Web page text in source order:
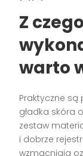
Z
warto
Praktyczne są
gładka skóra
zestaw
i dobrze
wzmacniają